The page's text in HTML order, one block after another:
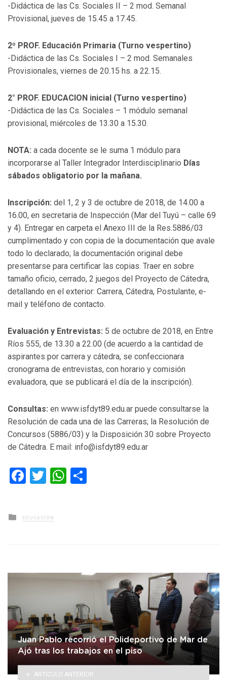
-Didáctica de las Cs. Sociales II – 2 mod. Semanal
Provisional, jueves de 15.45 a 17.45.
2º PROF. Educación Primaria (Turno vespertino)
-Didáctica de las Cs. Sociales I – 2 mod. Semanales
Provisionales, viernes de 20.15 hs. a 22.15.
2° PROF. EDUCACION inicial (Turno vespertino)
-Didáctica de las Cs. Sociales – 1 módulo semanal
provisional, miércoles de 13.30 a 15.30.
NOTA: a cada docente se le suma 1 módulo para
incorporarse al Taller Integrador Interdisciplinario Días
sábados obligatorio por la mañana.
Inscripción: del 1, 2 y 3 de octubre de 2018, de 14.00 a
16.00, en secretaria de Inspección (Mar del Tuyú – calle 69
y 4). Entregar en carpeta el Anexo III de la Res.5886/03
cumplimentado y con copia de la documentación que avale
todo lo declarado; la documentación original debe
presentarse para certificar las copias. Traer en sobre
tamaño oficio, cerrado, 2 juegos del Proyecto de Cátedra,
detallando en el exterior: Carrera, Cátedra, Postulante, e-
mail y teléfono de contacto.
Evaluación y Entrevistas: 5 de octubre de 2018, en Entre
Ríos 555, de 13.30 a 22.00 (de acuerdo a la cantidad de
aspirantes por carrera y cátedra, se confeccionara
cronograma de entrevistas, con horario y comisión
evaluadora, que se publicará el día de la inscripción).
Consultas: en www.isfdyt89.edu.ar puede consultarse la
Resolución de cada una de las Carreras; la Resolución de
Concursos (5886/03) y la Disposición 30 sobre Proyecto
de Cátedra. E mail: info@isfdyt89.edu.ar
Facebook
TwitterWhatsApp
Posted
in
EDUCACIÓN
Juan Pablo recorrió el Polideportivo de Mar de
Ajó tras los trabajos en el piso
ARTÍCULO ANTERIOR